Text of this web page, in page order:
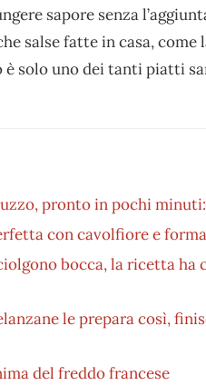
sapore senza
salse fatte in casa, come
solo uno dei tanti piatti
pronto in pochi
con cavolfiore e
bocca, la ricetta
le prepara così,
del freddo francese